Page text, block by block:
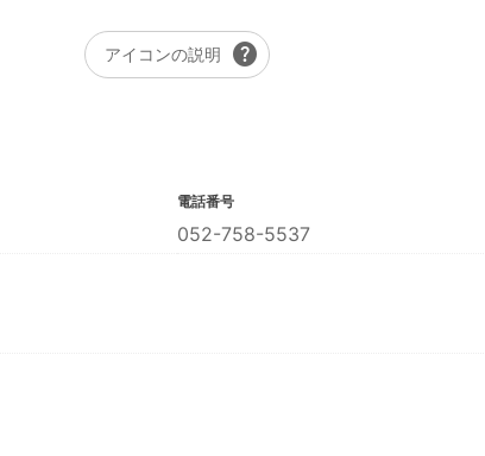
アイコンの説明 help
電話番号
052-758-5537